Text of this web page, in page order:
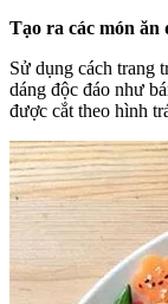
Tạo ra các món ăn
Sử dụng cách trang
dáng độc đáo như
được cắt theo hình